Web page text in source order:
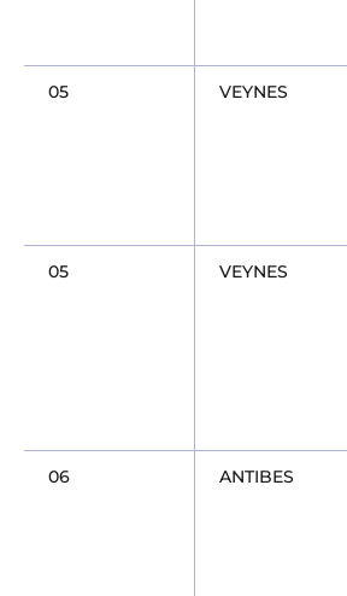
05 VEYNES
05 VEYNES
06 ANTIBES